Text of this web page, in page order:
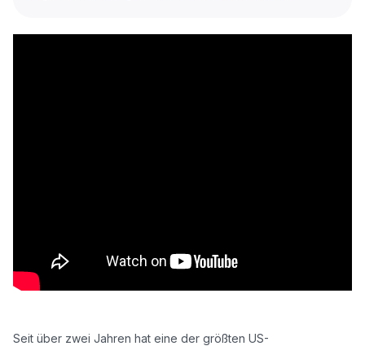
Seit über zwei Jahren hat eine der größten US-